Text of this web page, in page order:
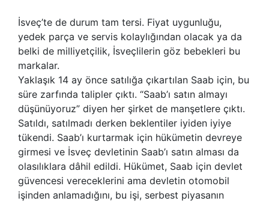
İsveç’te de durum tam tersi. Fiyat uygunluğu,
yedek parça ve servis kolaylığından olacak ya da
belki de milliyetçilik, İsveçlilerin göz bebekleri bu
markalar.
Yaklaşık 14 ay önce satılığa çıkartılan Saab için, bu
süre zarfında talipler çıktı. “Saab’ı satın almayı
düşünüyoruz” diyen her şirket de manşetlere çıktı.
Satıldı, satılmadı derken beklentiler iyiden iyiye
tükendi. Saab’ı kurtarmak için hükümetin devreye
girmesi ve İsveç devletinin Saab’ı satın alması da
olasılıklara dâhil edildi. Hükümet, Saab için devlet
güvencesi vereceklerini ama devletin otomobil
işinden anlamadığını, bu işi, serbest piyasanın